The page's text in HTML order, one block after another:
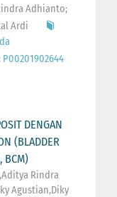
Adhianto;
Ardi
DENGAN
(BLADDER
BCM)
Rindra
Agustian,Diky